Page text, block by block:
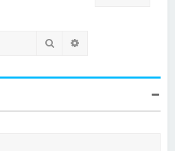
Rechercher